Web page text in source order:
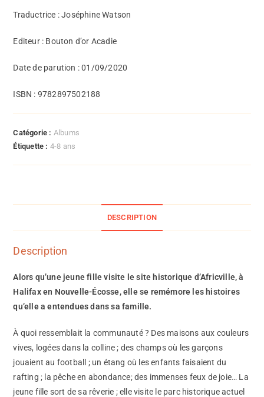
Traductrice : Joséphine Watson
Editeur : Bouton d’or Acadie
Date de parution : 01/09/2020
ISBN : 9782897502188
Catégorie : Albums
Étiquette : 4-8 ans
DESCRIPTION
Description
Alors qu’une jeune fille visite le site historique d’Africville, à
Halifax en Nouvelle-Écosse, elle se remémore les histoires
qu’elle a entendues dans sa famille.
À quoi ressemblait la communauté ? Des maisons aux couleurs
vives, logées dans la colline ; des champs où les garçons
jouaient au football ; un étang où les enfants faisaient du
rafting ; la pêche en abondance; des immenses feux de joie… La
jeune fille sort de sa rêverie ; elle visite le parc historique actuel